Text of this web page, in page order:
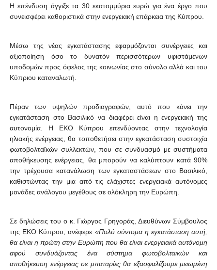
Η επένδυση άγγιξε τα 30 εκατομμύρια ευρώ για ένα έργο που
συνεισφέρει καθοριστικά στην ενεργειακή επάρκεια της Κύπρου.
Μέσω της νέας εγκατάστασης εφαρμόζονται συνέργειες και
αξιοποίηση όσο το δυνατόν περισσότερων υφιστάμενων
υποδομών προς όφελος της κοινωνίας στο σύνολο αλλά και του
Κύπριου καταναλωτή.
Πέραν των υψηλών προδιαγραφών, αυτό που κάνει την
εγκατάσταση στο Βασιλικό να διαφέρει είναι η ενεργειακή της
αυτονομία. Η ΕΚΟ Κύπρου επενδύοντας στην τεχνολογία
ηλιακής ενέργειας, θα τοποθετήσει στην εγκατάσταση συστοιχία
φωτοβολταϊκών συλλεκτών,
που σε συνδυασμό με συστήματα
αποθήκευσης ενέργειας
θα μπορούν να καλύπτουν κατά 90%
την τρέχουσα κατανάλωση των εγκαταστάσεων στο Βασιλικό
καθιστώντας την μια από τις ελάχιστες ενεργειακά αυτόνομες
μονάδες ανάλογου μεγέθους σε ολόκληρη την Ευρώπη.
Σε δηλώσεις του ο κ. Γιώργος Γρηγοράς Διευθύνων Σύμβουλος
της ΕΚΟ Κύπρου ,ανέφερε «Πολύ σύντομα η εγκατάσταση αυτή,
θα είναι η πρώτη στην Ευρώπη που θα είναι ενεργειακά αυτόνομη
αφού συνδυάζοντας ένα σύστημα φωτοβολταικών και
αποθήκευση ενέργειας σε μπαταρίες θα εξασφαλίζουμε μειωμένη